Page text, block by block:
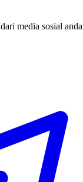
media sosial anda